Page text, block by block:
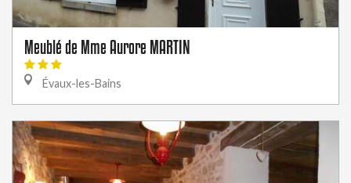
Meublé de Mme Aurore MARTIN
Évaux-les-Bains